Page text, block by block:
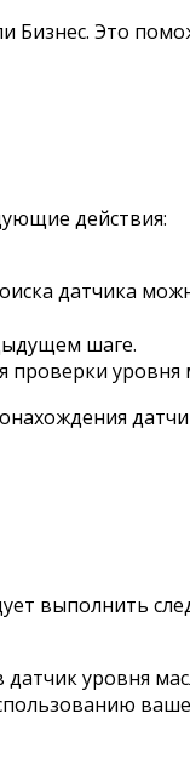
Бизнес. Это
действия:
датчика
шаге.
уровня
выполнить
уровня